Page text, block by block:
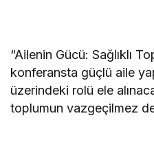
“Ailenin Gücü: Sağlıklı
konferansta güçlü aile
üzerindeki rolü ele
toplumun vazgeçilmez